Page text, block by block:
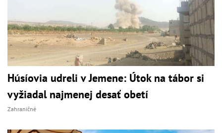
Húsíovia udreli v Jemene: Útok na tábor si
vyžiadal najmenej desať obetí
Zahraničné